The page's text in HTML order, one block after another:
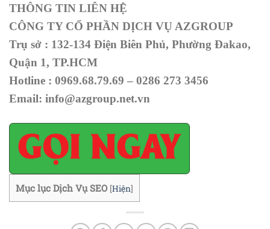
THÔNG TIN LIÊN HỆ
CÔNG TY CỔ PHẦN DỊCH VỤ AZGROUP
Trụ sở : 132-134 Điện Biên Phủ, Phường Đakao,
Quận 1, TP.HCM
Hotline : 0969.68.79.69 – 0286 273 3456
Email: info@azgroup.net.vn
Mục lục Dịch Vụ SEO [Hiện]